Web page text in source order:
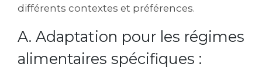
différents contextes et préférences.
A. Adaptation pour les régimes
alimentaires spécifiques :